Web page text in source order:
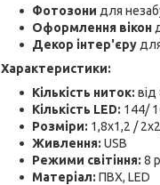
Фотозони для
Оформлення вікон
Декор інтер'єру
Характеристики:
Кількість ниток:
Кількість LED: 144/
Розміри: 1,8х1,2 /
Живлення: USB
Режими світіння: 8
Матеріал: ПВХ, LED